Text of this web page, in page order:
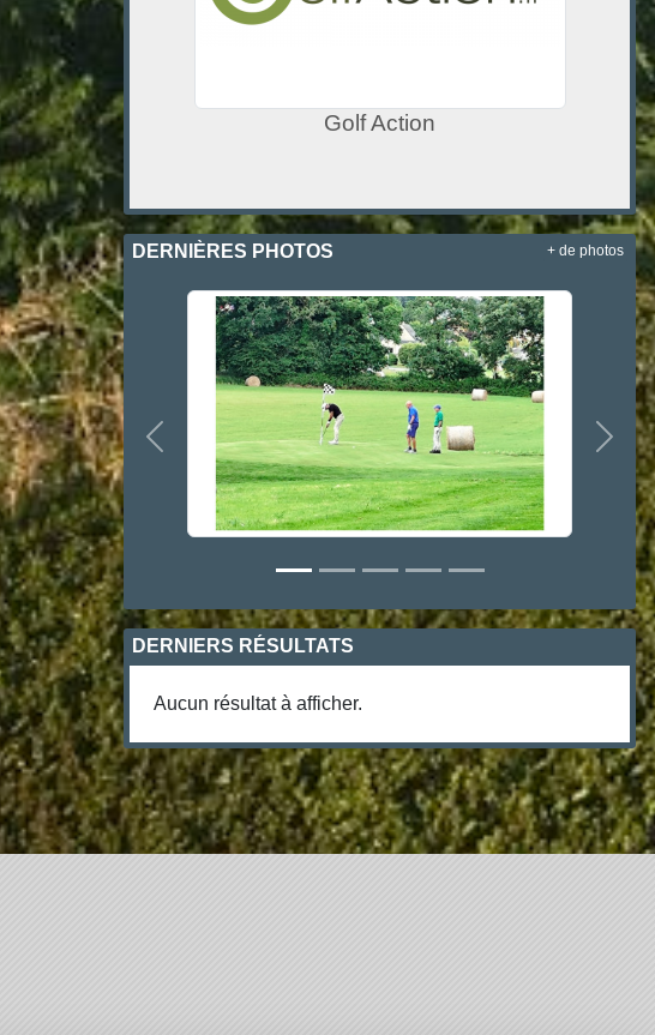
Golf Action
DERNIÈRES PHOTOS
Précedent
+ de photos
DERNIERS RÉSULTATS
Aucun résultat à afficher.